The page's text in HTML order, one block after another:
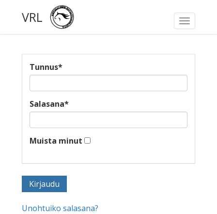
Toggle
VRL
Tunnus*
Salasana*
Muista minut
Unohtuiko salasana?